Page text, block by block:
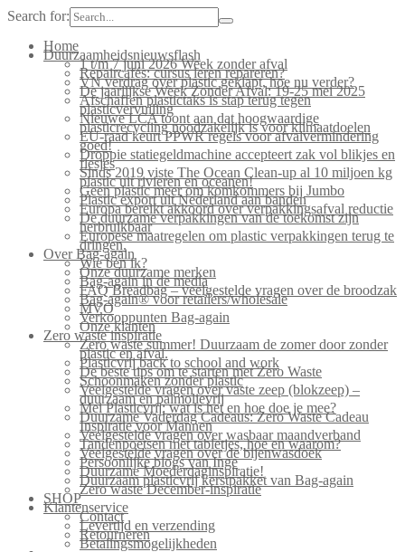
Search for:
Home
Duurzaamheidsnieuwsflash
1 t/m 7 juni 2026 Week zonder afval
Repaircafés: cursus leren repareren?
VN verdrag over plastic geklapt, hoe nu verder?
De jaarlijkse Week Zonder Afval: 19-25 mei 2025
Afschaffen plastictaks is stap terug tegen
plasticvervuiling
Nieuwe LCA toont aan dat hoogwaardige
plasticrecycling noodzakelijk is voor klimaatdoelen
EU-raad keurt PPWR regels voor afvalvermindering
goed!
Droppie statiegeldmachine accepteert zak vol blikjes en
flesjes
Sinds 2019 viste The Ocean Clean-up al 10 miljoen kg
plastic uit rivieren en oceanen!
Geen plastic meer om komkommers bij Jumbo
Plastic export uit Nederland aan banden
Europa bereikt akkoord over verpakkingsafval reductie
De duurzame verpakkingen van de toekomst zijn
herbruikbaar
Europese maatregelen om plastic verpakkingen terug te
dringen.
Over Bag-again
Wie ben ik?
Onze duurzame merken
Bag-again in de media
FAQ Breadbag – veelgestelde vragen over de broodzak
Bag-again® voor retailers/wholesale
MVO
Verkooppunten Bag-again
Onze klanten
Zero waste inspiratie
Zero waste summer! Duurzaam de zomer door zonder
plastic en afval.
Plasticvrij back to school and work
De beste tips om te starten met Zero Waste
Schoonmaken zonder plastic
Veelgestelde vragen over vaste zeep (blokzeep) –
duurzaam en palmolievrij
Mei Plasticvrij: wat is het en hoe doe je mee?
Duurzame Vaderdag Cadeaus: Zero Waste Cadeau
Inspiratie voor Mannen
Veelgestelde vragen over wasbaar maandverband
Tandenpoetsen met tabletjes, hoe en waarom?
Veelgestelde vragen over de bijenwasdoek
Persoonlijke blogs van Inge
Duurzame Moederdaginspiratie!
Duurzaam plasticvrij kerstpakket van Bag-again
Zero waste December-inspiratie
SHOP
Klantenservice
Contact
Levertijd en verzending
Retourneren
Betalingsmogelijkheden